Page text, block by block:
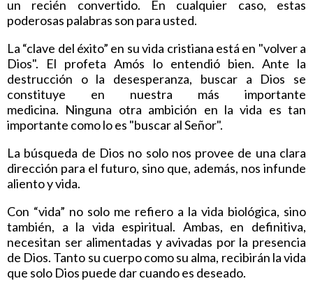
un recién convertido. En cualquier caso, estas
poderosas palabras son para usted.
La “clave del éxito” en su vida cristiana está en "volver a
Dios". El profeta Amós lo entendió bien. Ante la
destrucción o la desesperanza, buscar a Dios se
constituye en nuestra más importante
medicina. Ninguna otra ambición en la vida es tan
importante como lo es "buscar al Señor".
La búsqueda de Dios no solo nos provee de una clara
dirección para el futuro, sino que, además, nos infunde
aliento y vida.
Con “vida” no solo me refiero a la vida biológica, sino
también, a la vida espiritual. Ambas, en definitiva,
necesitan ser alimentadas y avivadas por la presencia
de Dios. Tanto su cuerpo como su alma, recibirán la vida
que solo Dios puede dar cuando es deseado.